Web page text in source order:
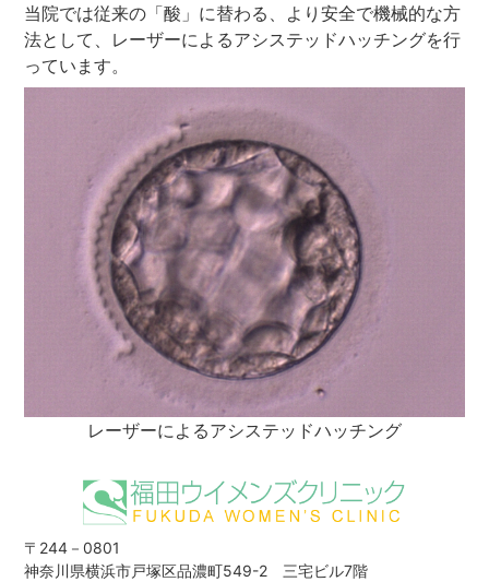
当院では従来の「酸」に替わる、より安全で機械的な方
法として、レーザーによるアシステッドハッチングを行
っています。
レーザーによるアシステッドハッチング
〒244－0801
神奈川県横浜市戸塚区品濃町549-2 三宅ビル7階